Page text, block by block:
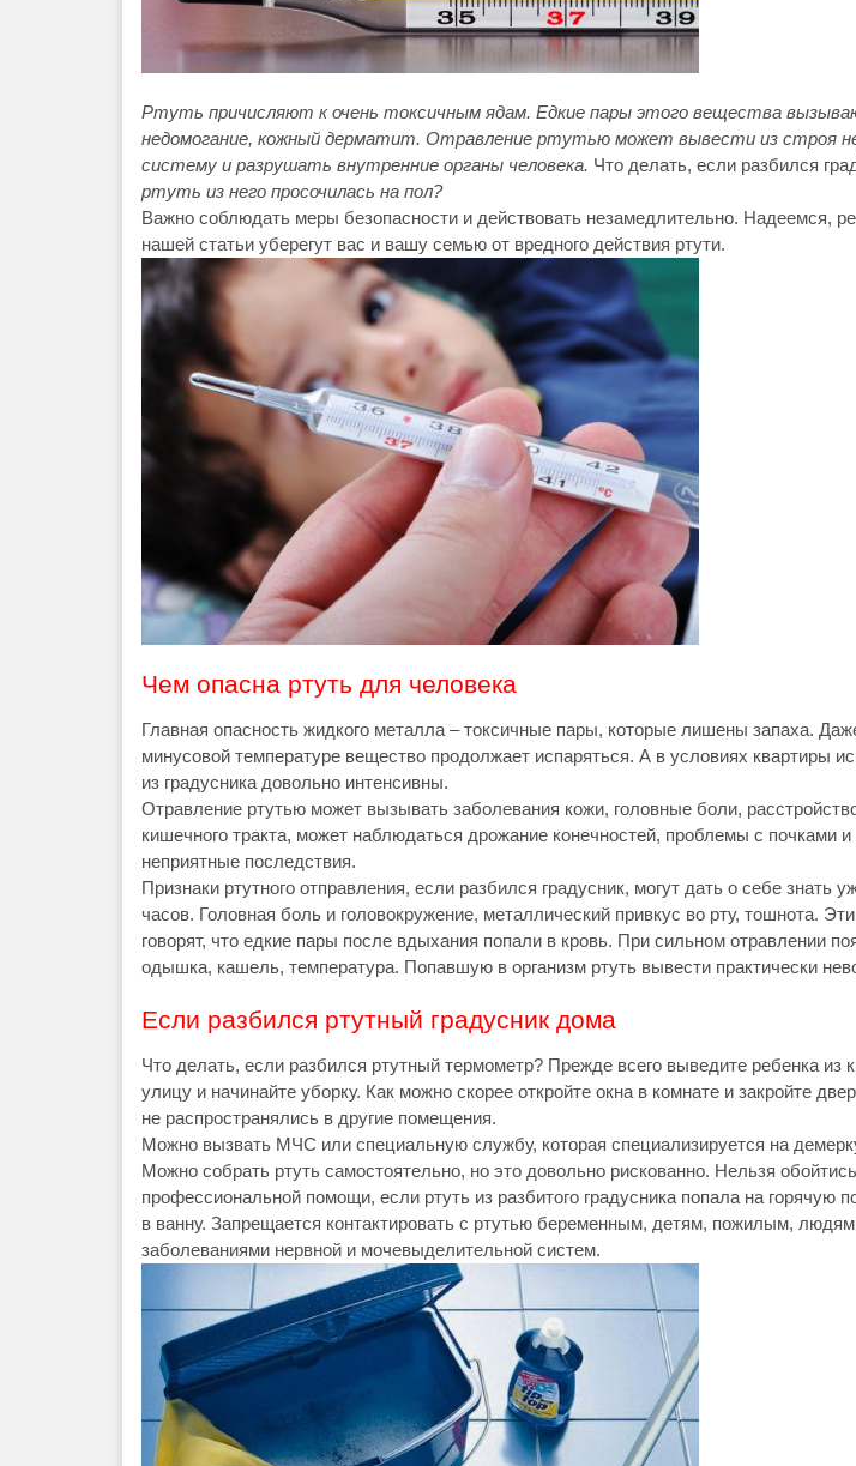
Ртуть причисляют к очень токсичным ядам. Едкие пары этого вещества
недомогание, кожный дерматит. Отравление ртутью может вывести из строя
систему и разрушать внутренние органы человека. Что делать, если разбился
ртуть из него просочилась на пол?
Важно соблюдать меры безопасности и действовать незамедлительно. Надеемся,
нашей статьи уберегут вас и вашу семью от вредного действия ртути.
Чем опасна ртуть для человека
Главная опасность жидкого металла – токсичные пары, которые лишены запаха.
минусовой температуре вещество продолжает испаряться. А в условиях квартиры
из градусника довольно интенсивны.
Отравление ртутью может вызывать заболевания кожи, головные боли,
кишечного тракта, может наблюдаться дрожание конечностей, проблемы с почками и
неприятные последствия.
Признаки ртутного отправления, если разбился градусник, могут дать о себе знать
часов. Головная боль и головокружение, металлический привкус во рту, тошнота.
говорят, что едкие пары после вдыхания попали в кровь. При сильном отравлении
одышка, кашель, температура. Попавшую в организм ртуть вывести практически
Если разбился ртутный градусник дома
Что делать, если разбился ртутный термометр? Прежде всего выведите ребенка из
улицу и начинайте уборку. Как можно скорее откройте окна в комнате и закройте
не распространялись в другие помещения.
Можно вызвать МЧС или специальную службу, которая специализируется на
Можно собрать ртуть самостоятельно, но это довольно рискованно. Нельзя
профессиональной помощи, если ртуть из разбитого градусника попала на горячую
в ванну. Запрещается контактировать с ртутью беременным, детям, пожилым,
заболеваниями нервной и мочевыделительной систем.